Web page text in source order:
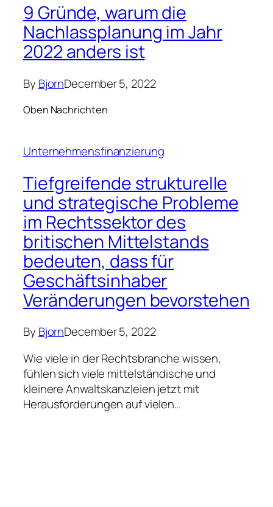
9 Gründe, warum die
Nachlassplanung im Jahr
2022 anders ist
By BjornDecember 5, 2022
Oben Nachrichten
Unternehmensfinanzierung
Tiefgreifende strukturelle
und strategische Probleme
im Rechtssektor des
britischen Mittelstands
bedeuten, dass für
Geschäftsinhaber
Veränderungen bevorstehen
By BjornDecember 5, 2022
Wie viele in der Rechtsbranche wissen,
fühlen sich viele mittelständische und
kleinere Anwaltskanzleien jetzt mit
Herausforderungen auf vielen…